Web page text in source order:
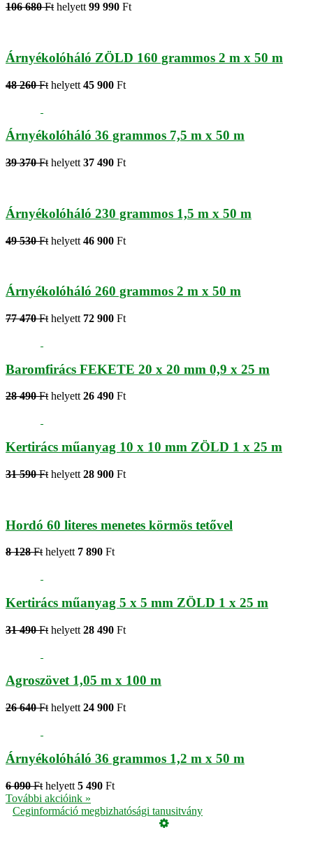
106 680 Ft helyett 99 990 Ft
Árnyékolóháló ZÖLD 160 grammos 2 m x 50 m
48 260 Ft helyett 45 900 Ft
Árnyékolóháló 36 grammos 7,5 m x 50 m
39 370 Ft helyett 37 490 Ft
Árnyékolóháló 230 grammos 1,5 m x 50 m
49 530 Ft helyett 46 900 Ft
Árnyékolóháló 260 grammos 2 m x 50 m
77 470 Ft helyett 72 900 Ft
Baromfirács FEKETE 20 x 20 mm 0,9 x 25 m
28 490 Fthelyett26 490 Ft
Kertirács műanyag 10 x 10 mm ZÖLD 1 x 25 m
31 590 Ft helyett 28 900 Ft
Hordó 60 literes menetes körmös tetővel
8 128 Ft helyett 7 890 Ft
Kertirács műanyag 5 x 5 mm ZÖLD 1 x 25 m
31 490 Ft helyett 28 490 Ft
Agroszövet 1,05 m x 100 m
26 640 Ft helyett 24 900 Ft
Árnyékolóháló 36 grammos 1,2 m x 50 m
6 090 Ft helyett 5 490 Ft
További akcióink »
Ceginformáció megbizhatósági tanusitvány